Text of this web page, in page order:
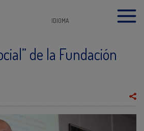
IDIOMA
de la Fundación